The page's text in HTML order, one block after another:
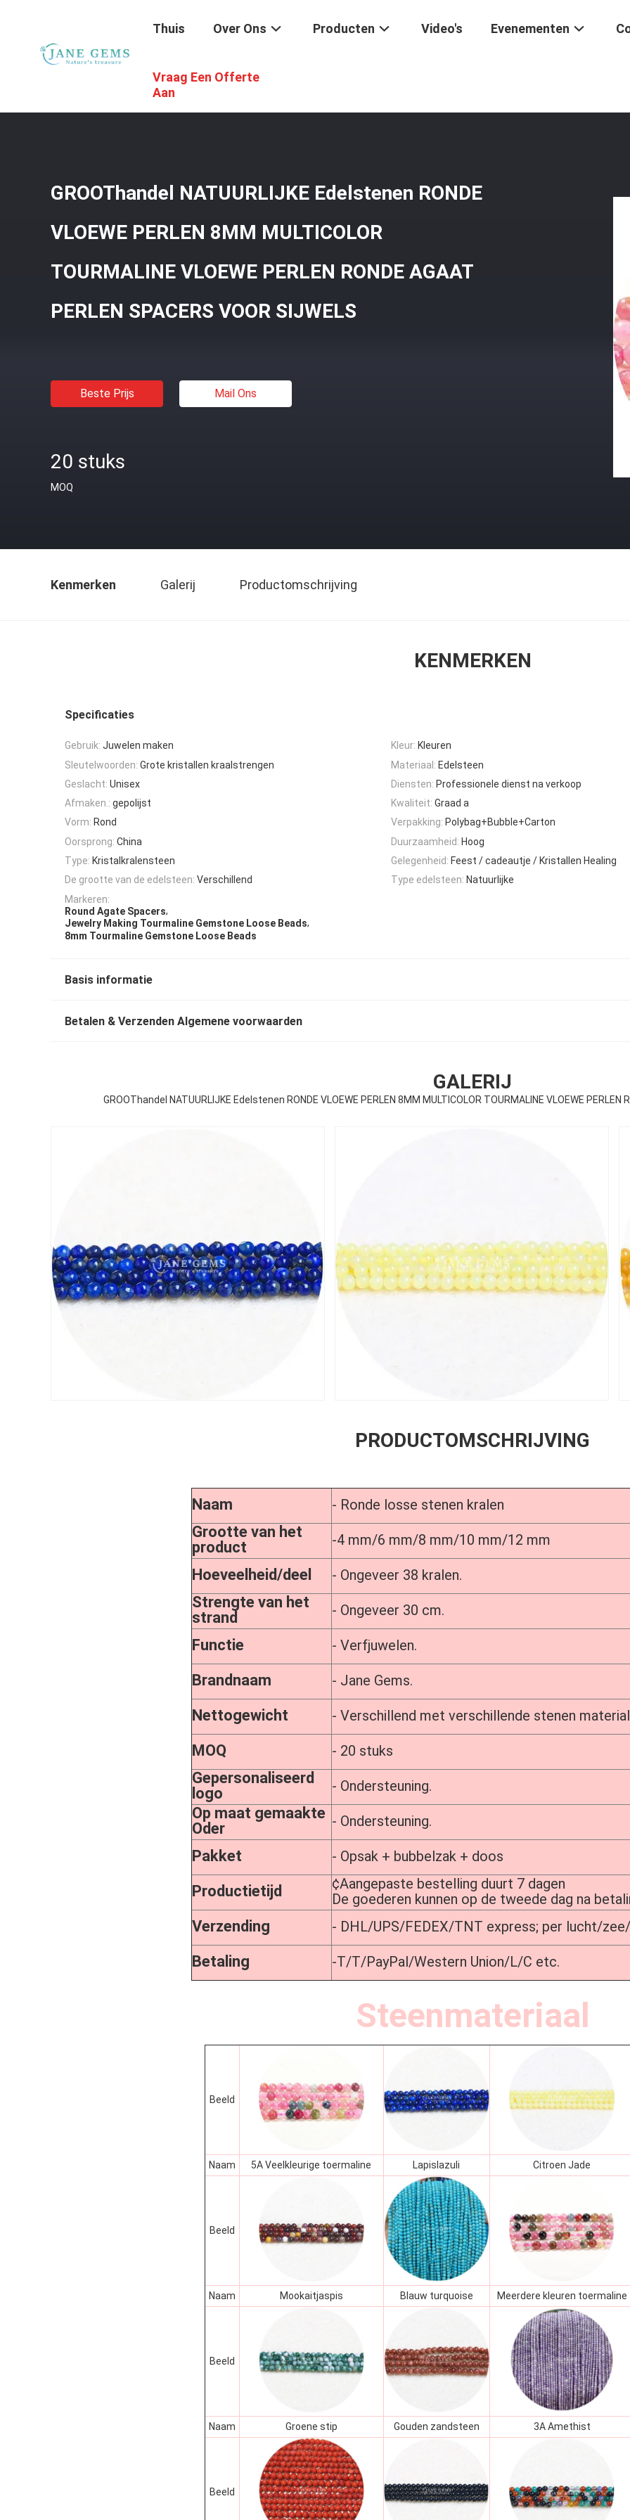
Thuis Over Ons Producten Video's Evenementen
Vraag Een Offerte
Aan
Edelstenenkralen / GROOThandel NATUURLIJKE Edelstenen RONDE VLOEWE PERLEN 8MM MULTICOLOR
SPACERS VOOR SIJWELS
GROOThandel NATUURLIJKE Edelstenen RONDE
VLOEWE PERLEN 8MM MULTICOLOR
TOURMALINE VLOEWE PERLEN RONDE AGAAT
PERLEN SPACERS VOOR SIJWELS
Beste Prijs Mail Ons
20 stuks
MOQ
Kenmerken Galerij Productomschrijving
KENMERKEN
Specificaties
Gebruik: Juwelen maken Kleur: Kleuren
Sleutelwoorden: Grote kristallen kraalstrengen Materiaal: Edelsteen
Geslacht: Unisex Diensten: Professionele dienst na verkoop
Afmaken.: gepolijst Kwaliteit: Graad a
Vorm: Rond Verpakking: Polybag+Bubble+Carton
Oorsprong: China Duurzaamheid: Hoog
Type: Kristalkralensteen Gelegenheid: Feest / cadeautje / Kristallen Healing
De grootte van de edelsteen: Verschillend Type edelsteen: Natuurlijke
Markeren:
Round Agate Spacers,
Jewelry Making Tourmaline Gemstone Loose Beads,
8mm Tourmaline Gemstone Loose Beads
Basis informatie
Betalen & Verzenden Algemene voorwaarden
GALERIJ
GROOThandel NATUURLIJKE Edelstenen RONDE VLOEWE PERLEN 8MM MULTICOLOR TOURMALINE VLOEWE PERLEN
PRODUCTOMSCHRIJVING
Naam - Ronde losse stenen kralen
Grootte van het
product
-4 mm/6 mm/8 mm/10 mm/12 mm
Hoeveelheid/deel - Ongeveer 38 kralen.
Strengte van het
strand
- Ongeveer 30 cm.
Functie - Verfjuwelen.
Brandnaam - Jane Gems.
Nettogewicht - Verschillend met verschillende stenen
MOQ - 20 stuks
Gepersonaliseerd
logo
- Ondersteuning.
Op maat gemaakte
Oder
- Ondersteuning.
Pakket - Opsak + bubbelzak + doos
Productietijd
¢Aangepaste bestelling duurt 7 dagen
De goederen kunnen op de tweede dag na
Verzending - DHL/UPS/FEDEX/TNT express; per lucht/
Betaling -T/T/PayPal/Western Union/L/C etc.
Steenmateriaal
Beeld
Naam 5A Veelkleurige toermaline Lapislazuli Citroen Jade
Beeld
Naam Mookaitjaspis Blauw turquoise Meerdere kleuren toermaline
Beeld
Naam Groene stip Gouden zandsteen 3A Amethist
Beeld